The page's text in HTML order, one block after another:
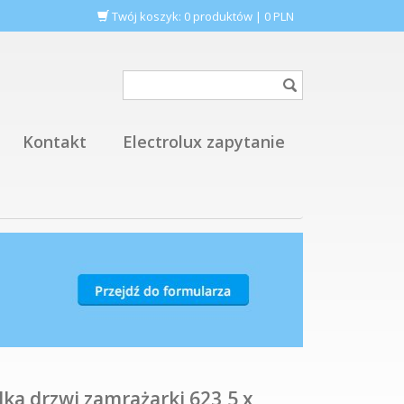
Twój koszyk: 0 produktów | 0 PLN
Kontakt Electrolux zapytanie
drzwi zamrażarki 623,5 x